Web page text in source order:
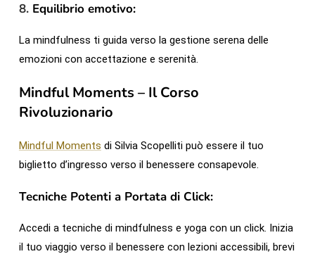
8. Equilibrio emotivo:
La mindfulness ti guida verso la gestione serena delle
emozioni con accettazione e serenità.
Mindful Moments – Il Corso
Rivoluzionario
Mindful Moments di Silvia Scopelliti può essere il tuo
biglietto d’ingresso verso il benessere consapevole.
Tecniche Potenti a Portata di Click:
Accedi a tecniche di mindfulness e yoga con un click. Inizia
il tuo viaggio verso il benessere con lezioni accessibili, brevi